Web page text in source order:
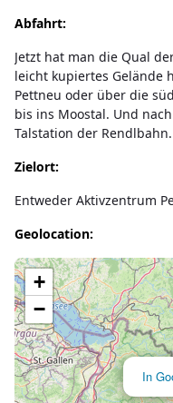
Abfahrt:
Jetzt hat man die Qual
leicht kupiertes Gelände
Pettneu oder über die
bis ins Moostal. Und
Talstation der Rendlbahn.
Zielort:
Entweder Aktivzentrum
Geolocation:
Lade Karte...
In
+
−